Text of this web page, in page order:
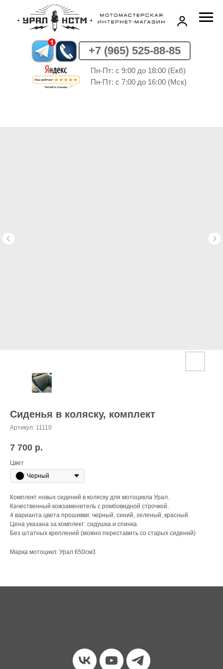
+7 (965) 525-88-85
Пн-Пт: c 9:00 до 18:00 (Екб)
Пн-Пт: c 7:00 до 16:00 (Мск)
Сиденья в коляску, комплект
Артикул: 11110
7 700 р.
Цвет
Черный
Комплект новых сидений в коляску для мотоцикла Урал.
Качественный кожзаменитель с ромбовидной строчкой.
4 варианта цвета прошивки: черный, синий, зеленый, красный.
Цена указана за комплект: сидушка и спинка.
Без штатных креплений (можно переставить со старых сидений)
Марка мотоцикл: Урал 650см3